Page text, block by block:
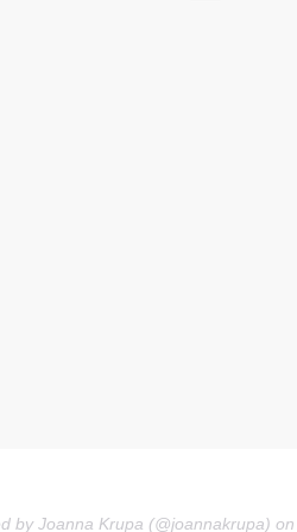
by Joanna Krupa (@joannakrupa) on